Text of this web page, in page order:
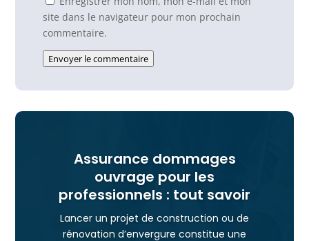
site dans le navigateur pour mon prochain
commentaire.
Envoyer le commentaire
Assurance dommages
ouvrage pour les
professionnels : tout savoir
Lancer un projet de construction ou de
rénovation d’envergure constitue une